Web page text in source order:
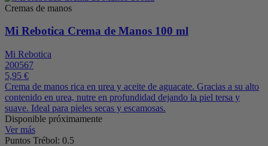
Cremas de manos
Mi Rebotica Crema de Manos 100 ml
Mi Rebotica
200567
5,95 €
Crema de manos rica en urea y aceite de aguacate. Gracias a su alto
contenido en urea, nutre en profundidad dejando la piel tersa y
suave. Ideal para pieles secas y escamosas.
Disponible próximamente
Ver más
Puntos Trébol: 0.5